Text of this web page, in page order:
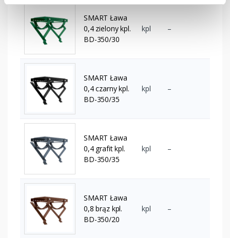
SMART Ława
0,4 zielony kpl.
BD-350/30
kpl –
SMART Ława
0,4 czarny kpl.
BD-350/35
kpl –
SMART Ława
0,4 grafit kpl.
BD-350/35
kpl –
SMART Ława
0,8 brąz kpl.
BD-350/20
kpl –